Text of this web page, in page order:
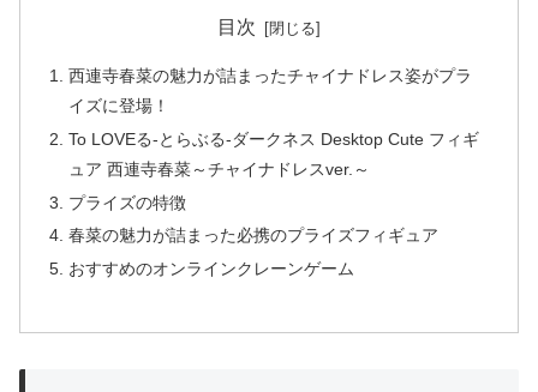
目次
西連寺春菜の魅力が詰まったチャイナドレス姿がプラ
イズに登場！
To LOVEる-とらぶる-ダークネス Desktop Cute フィギ
ュア 西連寺春菜～チャイナドレスver.～
プライズの特徴
春菜の魅力が詰まった必携のプライズフィギュア
おすすめのオンラインクレーンゲーム